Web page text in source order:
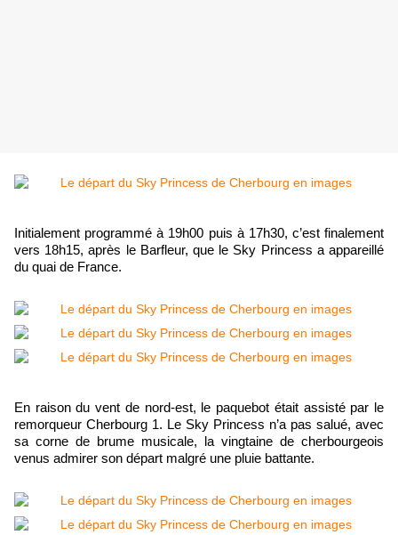
Initialement programmé à 19h00 puis à 17h30, c’est finalement
vers 18h15, après le Barfleur, que le Sky Princess a appareillé
du quai de France.
En raison du vent de nord-est, le paquebot était assisté par le
remorqueur Cherbourg 1. Le Sky Princess n’a pas salué, avec
sa corne de brume musicale, la vingtaine de cherbourgeois
venus admirer son départ malgré une pluie battante.